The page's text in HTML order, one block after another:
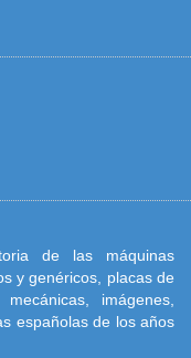
de las máquinas
y genéricos, placas de
imágenes,
españolas de los años